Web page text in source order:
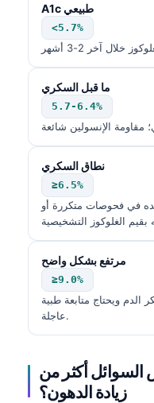
A1c طبيعي
<5.7%
ما قبل السكري
5.7-6.4%
نطاق السكري
≥6.5%
في فحوصات متكررة أو
مرتفع بشكل واضح
≥9.0%
ويحتاج متابعة طبية
عاجلة.
السوائل أكثر من
زيادة الدهون؟